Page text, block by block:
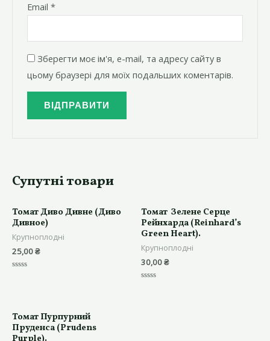
Email*
Зберегти моє ім'я, e-mail, та адресу сайту в
цьому браузері для моїх подальших коментарів.
Супутні товари
Томат Диво Дивне (Диво
Дивное)
Крупноплодні
25,00₴
Томат Зелене Серце
Рейнхарда (Reinhard’s
Green Heart).
Крупноплодні
30,00₴
Томат Пурпурний
Пруденса (Prudens
Purple).